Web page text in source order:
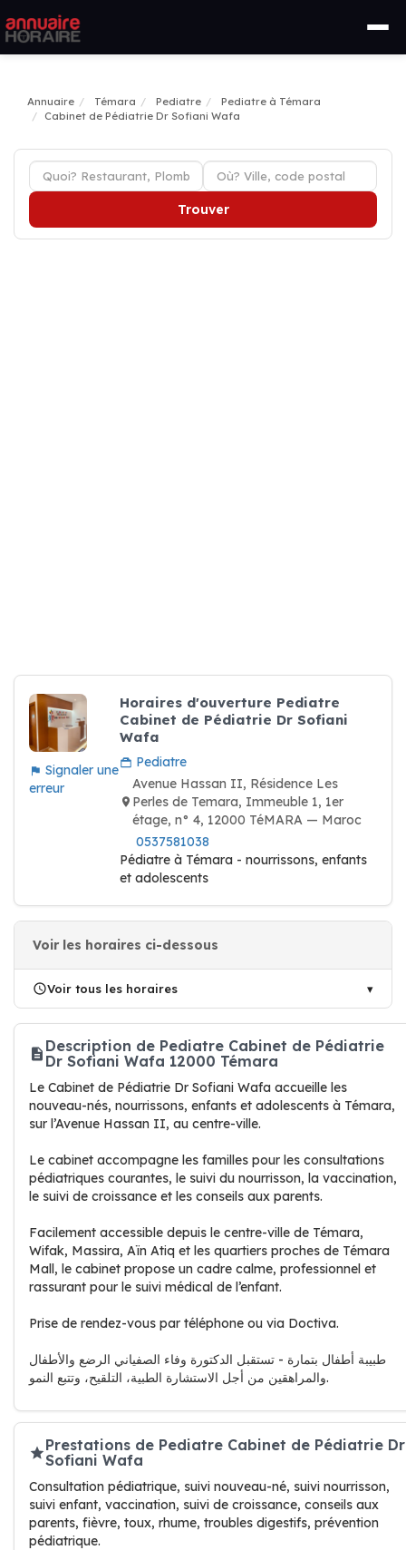
Annuaire Témara Pediatre
Pediatre à Témara
Cabinet de Pédiatrie Dr Sofiani Wafa
Trouver
Signaler une
erreur
Horaires d'ouverture Pediatre
Cabinet de Pédiatrie Dr Sofiani
Wafa
Pediatre
Avenue Hassan II, Résidence Les
Perles de Temara, Immeuble 1, 1er
étage, n° 4, 12000 TéMARA — Maroc
0537581038
Pédiatre à Témara - nourrissons, enfants
et adolescents
Voir les horaires ci-dessous
Voir tous les horaires
Description de Pediatre Cabinet de Pédiatrie
Dr Sofiani Wafa 12000 Témara
Le Cabinet de Pédiatrie Dr Sofiani Wafa accueille les
nouveau-nés, nourrissons, enfants et adolescents à Témara,
sur l’Avenue Hassan II, au centre-ville.
Le cabinet accompagne les familles pour les consultations
pédiatriques courantes, le suivi du nourrisson, la vaccination,
le suivi de croissance et les conseils aux parents.
Facilement accessible depuis le centre-ville de Témara,
Wifak, Massira, Aïn Atiq et les quartiers proches de Témara
Mall, le cabinet propose un cadre calme, professionnel et
rassurant pour le suivi médical de l’enfant.
Prise de rendez-vous par téléphone ou via Doctiva.
طبيبة أطفال بتمارة - تستقبل الدكتورة وفاء الصفياني الرضع والأطفال
والمراهقين من أجل الاستشارة الطبية، التلقيح، وتتبع النمو.
Prestations de Pediatre Cabinet de Pédiatrie Dr
Sofiani Wafa
Consultation pédiatrique, suivi nouveau-né, suivi nourrisson,
suivi enfant, vaccination, suivi de croissance, conseils aux
parents, fièvre, toux, rhume, troubles digestifs, prévention
pédiatrique.